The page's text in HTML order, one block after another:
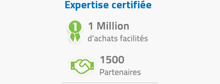
Expertise certifiée